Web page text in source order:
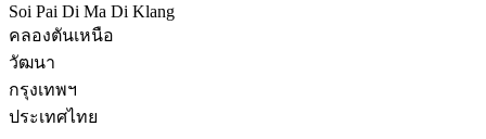
Soi Pai Di Ma Di Klang
คลองตันเหนือ
วัฒนา
กรุงเทพฯ
ประเทศไทย